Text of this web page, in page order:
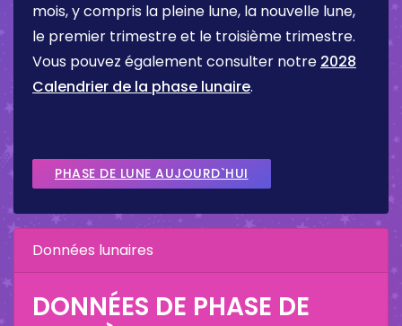
mois, y compris la pleine lune, la nouvelle lune,
le premier trimestre et le troisième trimestre.
Vous pouvez également consulter notre 2028
Calendrier de la phase lunaire.
PHASE DE LUNE AUJOURD`HUI
Données lunaires
DONNÉES DE PHASE DE